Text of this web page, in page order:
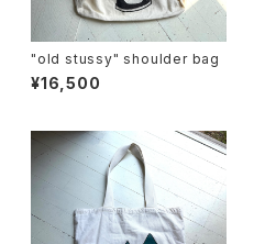
"old stussy" shoulder bag
¥16,500